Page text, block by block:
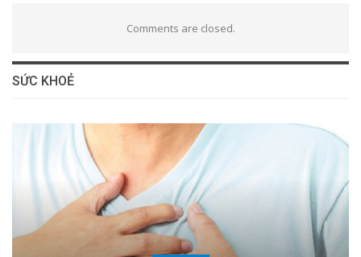
Comments are closed.
SỨC KHOẺ